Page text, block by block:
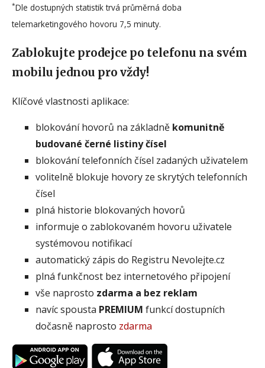
*Dle dostupných statistik trvá průměrná doba
telemarketingového hovoru 7,5 minuty.
Zablokujte prodejce po telefonu na svém
mobilu jednou pro vždy!
Klíčové vlastnosti aplikace:
blokování hovorů na základně komunitně
budované černé listiny čísel
blokování telefonních čísel zadaných uživatelem
volitelně blokuje hovory ze skrytých telefonních
čísel
plná historie blokovaných hovorů
informuje o zablokovaném hovoru uživatele
systémovou notifikací
automatický zápis do Registru Nevolejte.cz
plná funkčnost bez internetového připojení
vše naprosto zdarma a bez reklam
navíc spousta PREMIUM funkcí dostupních
dočasně naprosto zdarma